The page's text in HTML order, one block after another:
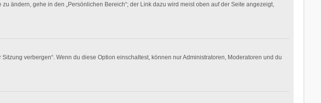
ändern, gehe in den „Persönlichen Bereich“; der Link dazu wird meist oben auf der Seite angezeigt,
verbergen“. Wenn du diese Option einschaltest, können nur Administratoren, Moderatoren und du